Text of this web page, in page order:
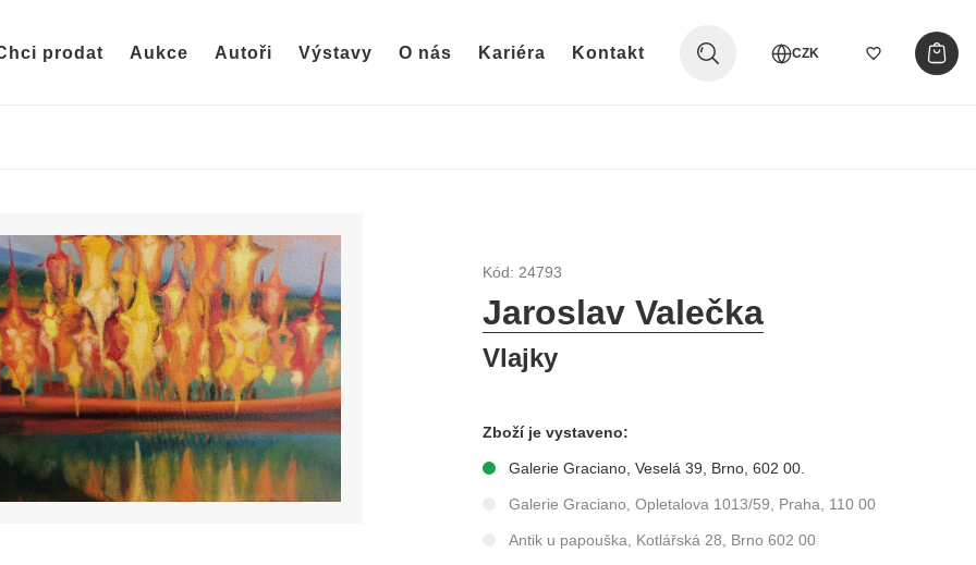
prodat Aukce Autoři Výstavy O nás Kariéra Kontakt CZK
Kód: 24793
Jaroslav Valečka
Vlajky
Zboží je vystaveno:
Galerie Graciano, Veselá 39, Brno, 602 00.
Galerie Graciano, Opletalova 1013/59, Praha, 110 00
Antik u papouška, Kotlářská 28, Brno 602 00